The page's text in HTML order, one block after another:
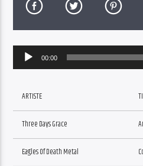
Audio
Player
00:00
ARTISTE
Three Days Grace
Eagles Of Death Metal